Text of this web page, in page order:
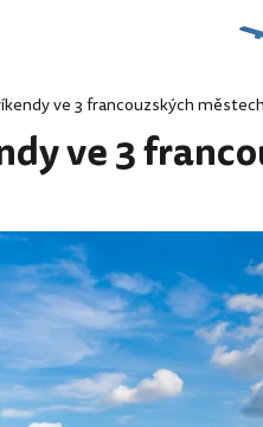
ve 3 francouzských
ve 3